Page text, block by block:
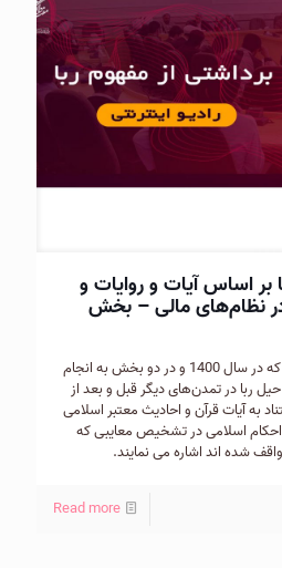
بر اساس آیات و روایات و
نظام‌های مالی – بخش
دکتر کرمانی در این سخنرانی که در سال 1400 و در دو بخش به انجام
ربا در تمدن‌های دیگر قبل و بعد از
به آیات قرآن و احادیث معتبر اسلامی
احکام اسلامی در تشخیص معایبی که
شده اند اشاره می نمایند.
Read more